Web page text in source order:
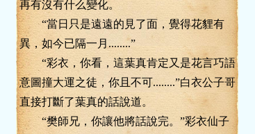
再有沒有什么變化。
“當日只是遠遠的見了面，覺得花貍有
異，如今已隔一月........”
“彩衣，你看，這葉真肯定又是花言巧語
意圖撞大運之徒，你且不可........”白衣公子哥
直接打斷了葉真的話說道。
“樊師兄，你讓他將話說完。”彩衣仙子